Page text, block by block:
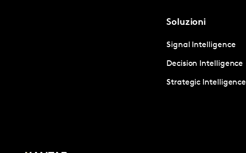
Soluzioni
Signal Intelligence
Decision Intelligence
Strategic Intelligence